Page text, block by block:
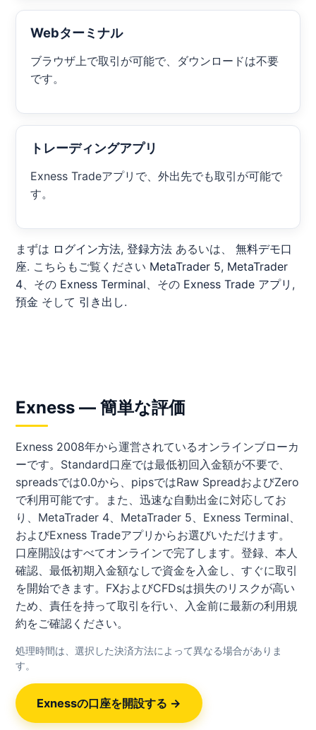
Webターミナル
ブラウザ上で取引が可能で、ダウンロードは不要
です。
トレーディングアプリ
Exness Tradeアプリで、外出先でも取引が可能で
す。
まずは ログイン方法, 登録方法 あるいは、 無料デモ口
座. こちらもご覧ください MetaTrader 5, MetaTrader
4、その Exness Terminal、その Exness Trade アプリ ,
預金 そして 引き出し.
Exness — 簡単な評価
Exness 2008年から運営されているオンラインブローカ
ーです。Standard口座では最低初回入金額が不要で、
spreadsでは0.0から、pipsではRaw SpreadおよびZero
で利用可能です。また、迅速な自動出金に対応してお
り、MetaTrader 4、MetaTrader 5、Exness Terminal、
およびExness Tradeアプリからお選びいただけます。
口座開設はすべてオンラインで完了します。登録、本人
確認、最低初期入金額なしで資金を入金し、すぐに取引
を開始できます。FXおよびCFDsは損失のリスクが高い
ため、責任を持って取引を行い、入金前に最新の利用規
約をご確認ください。
処理時間は、選択した決済方法によって異なる場合がありま
す。
Exnessの口座を開設する →